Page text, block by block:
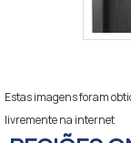
Estas imagens foram
livremente na internet